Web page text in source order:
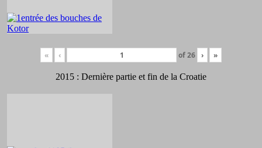
« ‹ of26 › »
2015 : Dernière partie et fin de la Croatie